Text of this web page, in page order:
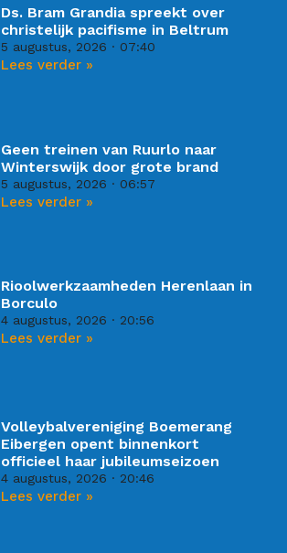
Ds. Bram Grandia spreekt over
christelijk pacifisme in Beltrum
5 augustus, 2026 07:40
Lees verder »
Geen treinen van Ruurlo naar
Winterswijk door grote brand
5 augustus, 2026 06:57
Lees verder »
Rioolwerkzaamheden Herenlaan in
Borculo
4 augustus, 2026 20:56
Lees verder »
Volleybalvereniging Boemerang
Eibergen opent binnenkort
officieel haar jubileumseizoen
4 augustus, 2026 20:46
Lees verder »